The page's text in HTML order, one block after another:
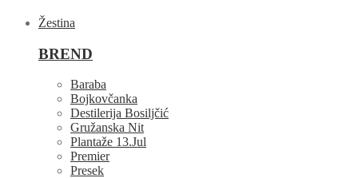
Žestina
BREND
Baraba
Bojkovčanka
Destilerija Bosiljčić
Gružanska Nit
Plantaže 13.Jul
Premier
Presek